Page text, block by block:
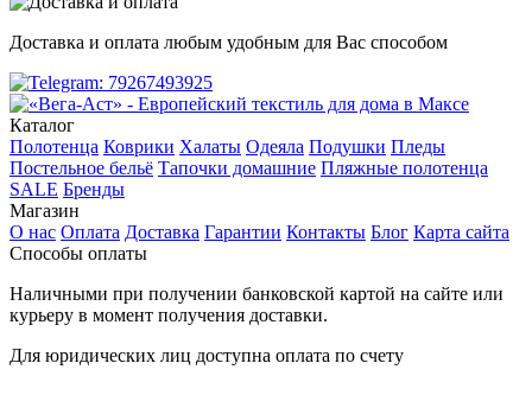
Доставка и оплата любым удобным для Вас способом
Каталог
Полотенца Коврики Халаты Одеяла Подушки Пледы
Постельное бельё Тапочки домашние Пляжные полотенца
SALE Бренды
Магазин
О нас Оплата Доставка Гарантии Контакты Блог Карта сайта
Способы оплаты
Наличными при получении банковской картой на сайте или
курьеру в момент получения доставки.
Для юридических лиц доступна оплата по счету